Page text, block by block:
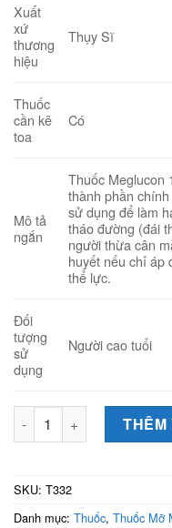
Xuất
xứ
thương
hiệu
Thụy Sĩ
Thuốc
cần kê
toa
Có
Mô tả
ngắn
Thuốc Meglucon
thành phần
sử dụng để làm
tháo đường (đái
người thừa cân
huyết nếu chỉ áp
thể lực.
Đối
tượng
sử
dụng
Người cao tuổi
Meglucon 1000 (Hộp 2
THÊM
SKU: T332
Danh mục: Thuốc, Thuốc Mỡ